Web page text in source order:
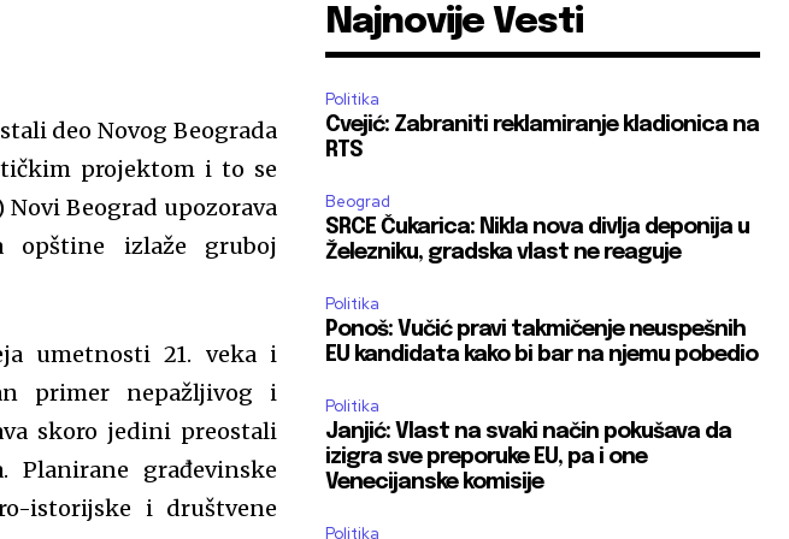
deo Novog Beograda
projektom i to se
Novi Beograd upozorava
opštine izlaže gruboj
umetnosti 21. veka i
primer nepažljivog i
skoro jedini preostali
Planirane građevinske
istorijske i društvene
Najnovije Vesti
Politika
Cvejić: Zabraniti reklamiranje kladionica na
RTS
Beograd
SRCE Čukarica: Nikla nova divlja deponija u
Železniku, gradska vlast ne reaguje
Politika
Ponoš: Vučić pravi takmičenje neuspešnih
EU kandidata kako bi bar na njemu pobedio
Politika
Janjić: Vlast na svaki način pokušava da
izigra sve preporuke EU, pa i one
Venecijanske komisije
Politika